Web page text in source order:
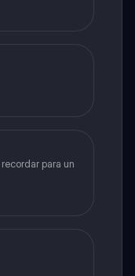
para un